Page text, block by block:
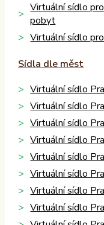
Virtuální sídlo
pobyt
Virtuální sídlo
Sídla dle měst
Virtuální sídlo
Virtuální sídlo
Virtuální sídlo
Virtuální sídlo
Virtuální sídlo
Virtuální sídlo
Virtuální sídlo
Virtuální sídlo